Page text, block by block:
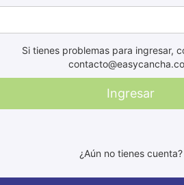
Si tienes problemas para ingresar,
Ingresar
¿Aún no tienes cuenta?